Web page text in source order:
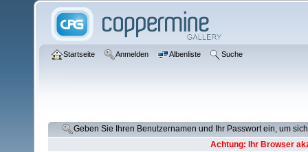
Startseite Anmelden Albenliste Suche
Geben Sie Ihren Benutzernamen und Ihr Passwort ein, um
Achtung: Ihr Browser